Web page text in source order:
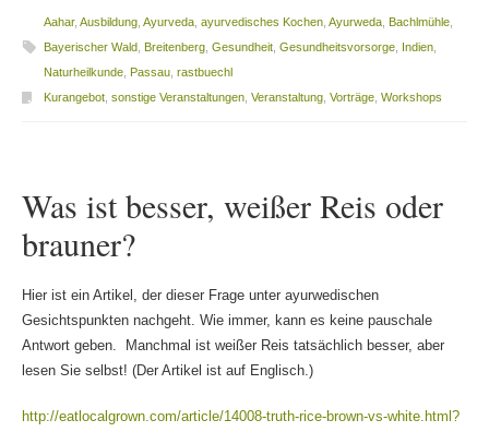
Aahar, Ausbildung, Ayurveda, ayurvedisches Kochen, Ayurweda, Bachlmühle,
Bayerischer Wald
Breitenberg, Gesundheit, Gesundheitsvorsorge, Indien,
Naturheilkunde, Passau, rastbuechl
Kurangebot, sonstige Veranstaltungen, Veranstaltung, Vorträge, Workshops
Was ist besser, weißer Reis oder
brauner?
Hier ist ein Artikel, der dieser Frage unter ayurwedischen
Gesichtspunkten nachgeht. Wie immer, kann es keine pauschale
Antwort geben. Manchmal ist weißer Reis tatsächlich besser, aber
lesen Sie selbst! (Der Artikel ist auf Englisch.)
http://eatlocalgrown.com/article/14008-truth-rice-brown-vs-white.html?